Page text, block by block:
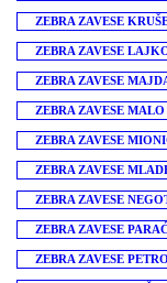
ZEBRA ZAVESE
ZEBRA ZAVESE
ZEBRA ZAVESE
ZEBRA ZAVESE
ZEBRA ZAVESE
ZEBRA ZAVESE
ZEBRA ZAVESE
ZEBRA ZAVESE
ZEBRA ZAVESE